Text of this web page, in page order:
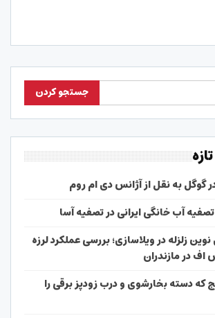
گوگل به نقل از آژانس دی ام روم
آب خانگی ایرانی در تصفیه آسا
زلزله در ویلاسازی؛ بررسی عملکرد لرزه
اف در مازندران
که دسته بخارشوی و درب زودپز برقی را